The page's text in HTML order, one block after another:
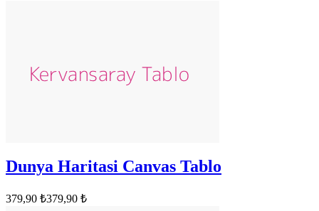
Dunya Haritasi Canvas Tablo
379,90 ₺379,90 ₺